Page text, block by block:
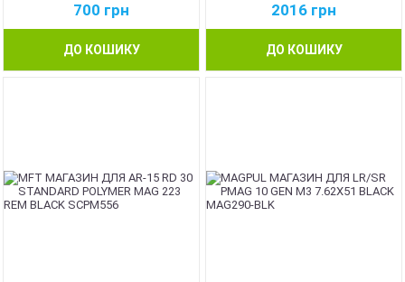
700 грн
ДО КОШИКУ
2016 грн
ДО КОШИКУ